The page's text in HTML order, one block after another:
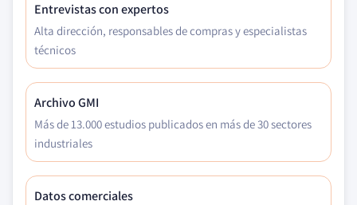
Entrevistas con expertos
Alta dirección, responsables de compras y especialistas
técnicos
Archivo GMI
Más de 13.000 estudios publicados en más de 30 sectores
industriales
Datos comerciales